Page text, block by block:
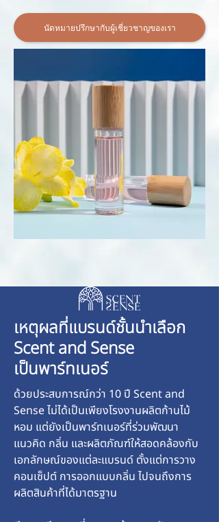
นัดหมายปรึกษากับผู้เชี่ยวชาญของเรา
เหตุผลที่แบรนด์ชั้นนำเลือก
Scent and Sense
เป็นพาร์ทเนอร์
ด้วยประสบการณ์กว่า 10 ปี Scent and
Sense ไม่ได้เป็นเพียงโรงงานผลิตก้านไม้
หอม แต่ยังเป็นพาร์ทเนอร์ที่ร่วมพัฒนา
แนวคิด กลิ่น และผลิตภัณฑ์ให้สอดคล้องกับ
เอกลักษณ์ของแต่ละแบรนด์ ตั้งแต่การวาง
คอนเซ็ปต์ การออกแบบกลิ่น ไปจนถึงการ
ผลิตสินค้าที่ได้มาตรฐาน